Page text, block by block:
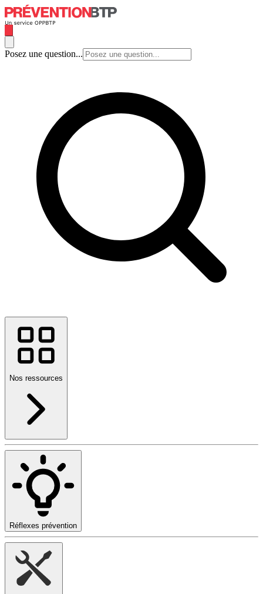
Posez une question...
Nos ressources
Réflexes prévention